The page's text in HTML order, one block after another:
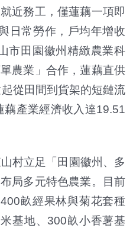
近務工，僅蓮藕一項即
日常勞作，戶均年增收
市田園徽州精緻農業科
農業」合作，蓮藕直供
從田間到貨架的短鏈流
產業經濟收入達19.51
村立足「田園徽州、多
局多元特色農業。目前
畝經果林與菊花套種
基地、300畝小香薯基